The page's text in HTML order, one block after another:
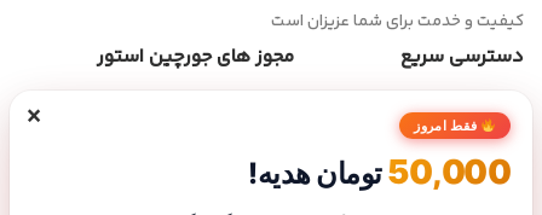
کیفیت و خدمت برای شما عزیزان است
دسترسی سریع
صفحه اصلی
فروشگاه
تماس با ما
مجوز های جورچین استور
× فقط امروز
50,000تومان هدیه!